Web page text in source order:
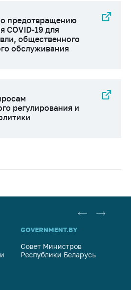
предотвращению
COVID-19 для
общественного
обслуживания
регулирования и
GOVERNMENT.BY
Совет Министров
Республики Беларусь